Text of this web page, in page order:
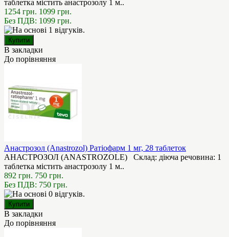
таблетка містить анастрозолу 1 м..
1254 грн. 1099 грн.
Без ПДВ: 1099 грн.
В закладки
До порівняння
Анастрозол (Anastrozol) Ратіофарм 1 мг, 28 таблеток
АНАСТРОЗОЛ (ANASTROZOLE) Склад: діюча речовина: 1
таблетка містить анастрозолу 1 м..
892 грн. 750 грн.
Без ПДВ: 750 грн.
В закладки
До порівняння